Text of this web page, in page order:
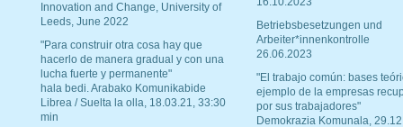
Innovation and Change, University of
Leeds, June 2022
"Para construir otra cosa hay que
hacerlo de manera gradual y con una
lucha fuerte y permanente"
hala bedi. Arabako Komunikabide
Librea / Suelta la olla, 18.03.21, 33:30
min
Betriebsbesetzungen und
Arbeiter*innenkontrolle
26.06.2023
"El trabajo común: bases
ejemplo de la empresas
por sus trabajadores"
Demokrazia Komunala,